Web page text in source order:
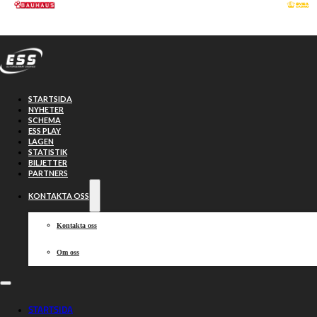
Hoppa till huvudinnehåll
STARTSIDA
NYHETER
SCHEMA
ESS PLAY
LAGEN
STATISTIK
BILJETTER
PARTNERS
KONTAKTA OSS
Kontakta oss
Om oss
STARTSIDA
Piraterna vann –